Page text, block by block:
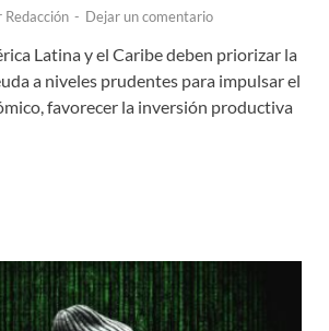
Redacción - Dejar un comentario
Latina y el Caribe deben priorizar la
a niveles prudentes para impulsar el
favorecer la inversión productiva